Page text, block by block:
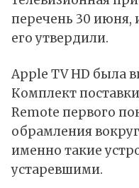
перечень 30 июня,
его утвердили.
Apple TV HD была
Комплект
Remote первого
обрамления
именно такие
устаревшими.